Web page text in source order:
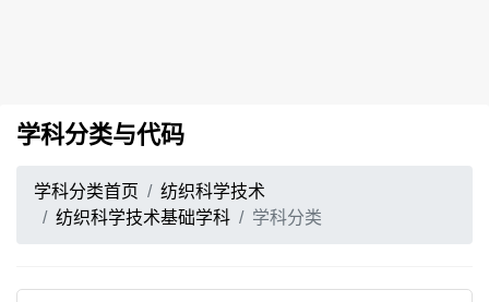
学科分类与代码
学科分类首页
纺织科学技术
纺织科学技术基础学科
学科分类